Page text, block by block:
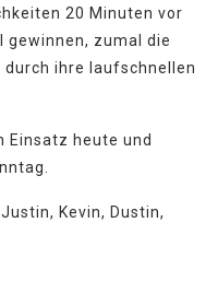
20 Minuten vor
gewinnen, zumal die
durch ihre laufschnellen
Einsatz heute und
Kevin, Dustin,